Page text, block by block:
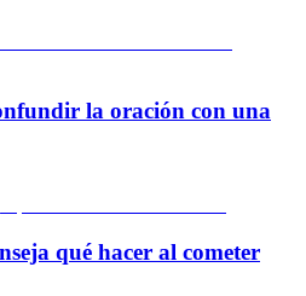
la oración con una
qué hacer al cometer